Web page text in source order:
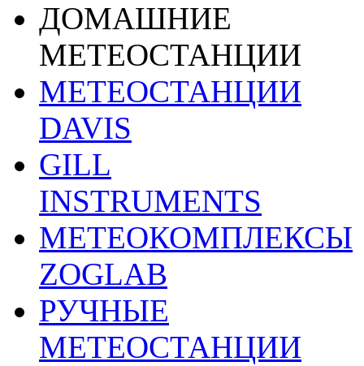
ДОМАШНИЕ
МЕТЕОСТАНЦИИ
МЕТЕОСТАНЦИИ
DAVIS
GILL
INSTRUMENTS
МЕТЕОКОМПЛЕКСЫ
ZOGLAB
РУЧНЫЕ
МЕТЕОСТАНЦИИ